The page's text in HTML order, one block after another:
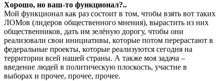
Хорошо, но ваш-то функционал?..
Мой функционал как раз состоит в том, чтобы взять вот таких
ЛОМов (лидеров общественного мнения), вырастить из них
общественников, дать им зелёную дорогу, чтобы они
реализовали свои инициативы, которые потом перерастают в
федеральные проекты, которые реализуются сегодня на
территории всей нашей страны. А также моя задача –
введение людей в политическую плоскость, участие в
выборах и прочее, прочее, прочее.